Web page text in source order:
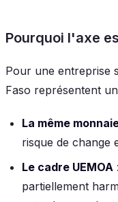
Pourquoi l'axe
Pour une entreprise
Faso représentent
La même
risque de change
Le cadre UEMOA
partiellement